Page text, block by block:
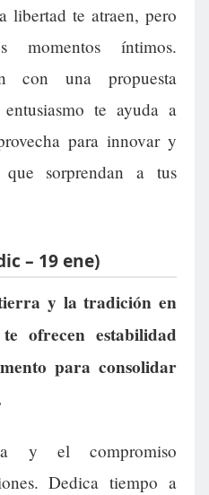
libertad te atraen, pero
momentos íntimos.
con una propuesta
te ayuda a
para innovar y
que sorprendan a tus
– 19 ene)
y la tradición en
ofrecen estabilidad
para consolidar
y el compromiso
Dedica tiempo a